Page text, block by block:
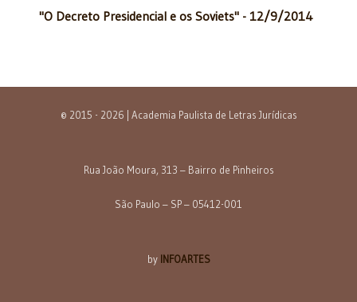
"O Decreto Presidencial e os Soviets" - 12/9/2014
© 2015 - 2026 | Academia Paulista de Letras Jurídicas
Rua João Moura, 313 – Bairro de Pinheiros
São Paulo – SP – 05412-001
by INFOARTES